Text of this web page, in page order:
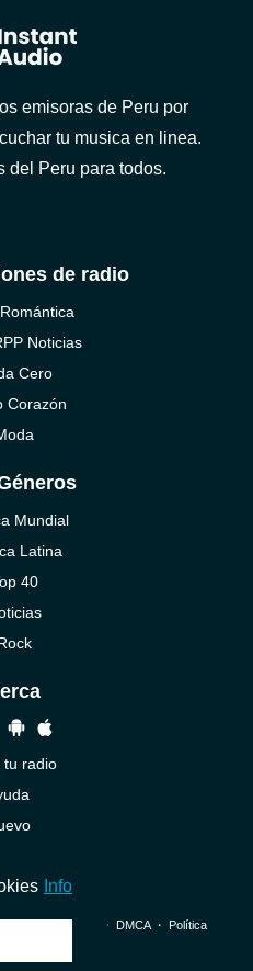
emisoras de Peru por
tu musica en linea.
del Peru para todos.
de radio
Noticias
Cero
Corazón
Mundial
Latina
40
tu radio
los derechos. ・ DMCA・ Política
Info